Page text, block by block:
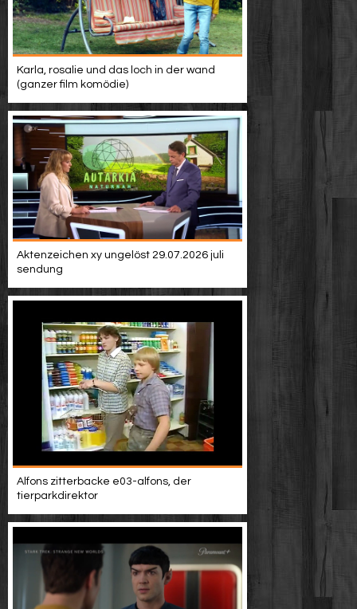
Karla, rosalie und das loch in der wand
(ganzer film komödie)
Aktenzeichen xy ungelöst 29.07.2026 juli
sendung
Alfons zitterbacke e03-alfons, der
tierparkdirektor